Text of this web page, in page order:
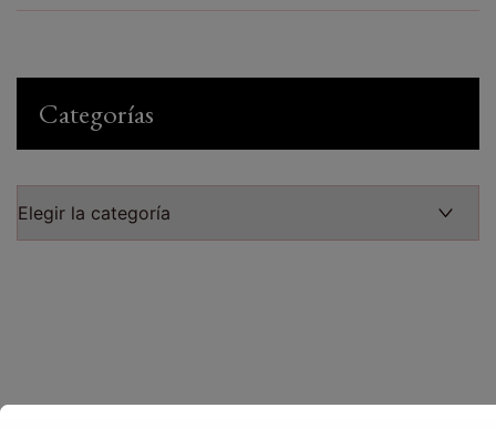
Categorías